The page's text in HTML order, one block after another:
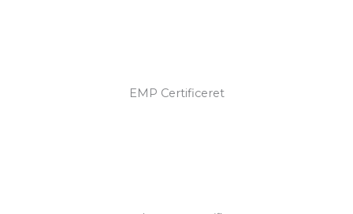
EMP Certificeret